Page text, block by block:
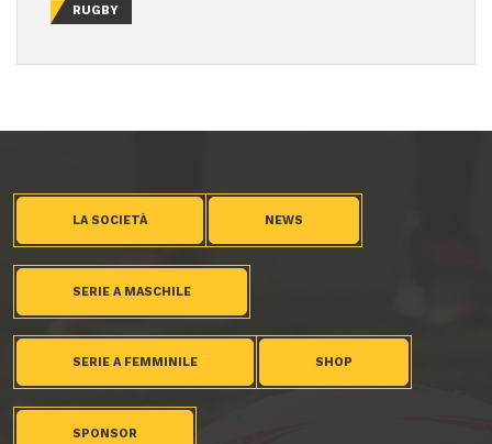
RUGBY
LA SOCIETÀ NEWS
SERIE A MASCHILE
SERIE A FEMMINILE SHOP
SPONSOR